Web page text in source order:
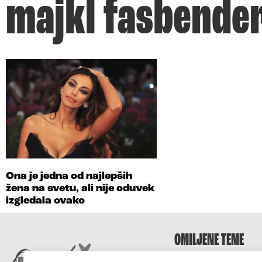
majkl
Ona je jedna od najlepših
žena na svetu, ali nije oduvek
izgledala ovako
OMILJENE TEME